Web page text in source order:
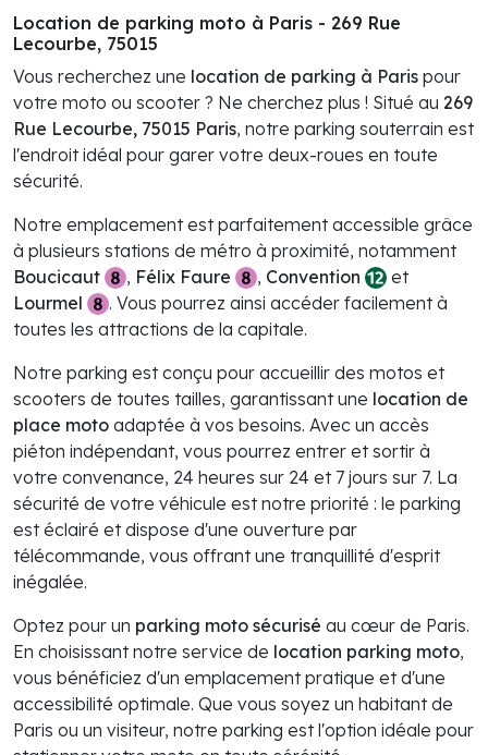
Location de parking moto à Paris - 269 Rue
Lecourbe, 75015
Vous recherchez une location de parking à Paris pour
votre moto ou scooter ? Ne cherchez plus ! Situé au 269
Rue Lecourbe, 75015 Paris, notre parking souterrain est
l'endroit idéal pour garer votre deux-roues en toute
sécurité.
Notre emplacement est parfaitement accessible grâce
à plusieurs stations de métro à proximité, notamment
Boucicaut
, Félix Faure , Convention
et
Lourmel
. Vous pourrez ainsi accéder facilement à
toutes les attractions de la capitale.
Notre parking est conçu pour accueillir des motos et
scooters de toutes tailles, garantissant une location de
place moto adaptée à vos besoins. Avec un accès
piéton indépendant, vous pourrez entrer et sortir à
votre convenance, 24 heures sur 24 et 7 jours sur 7. La
sécurité de votre véhicule est notre priorité : le parking
est éclairé et dispose d'une ouverture par
télécommande, vous offrant une tranquillité d'esprit
inégalée.
Optez pour un parking moto sécurisé au cœur de Paris.
En choisissant notre service de location parking moto,
vous bénéficiez d'un emplacement pratique et d'une
accessibilité optimale. Que vous soyez un habitant de
Paris ou un visiteur, notre parking est l'option idéale pour